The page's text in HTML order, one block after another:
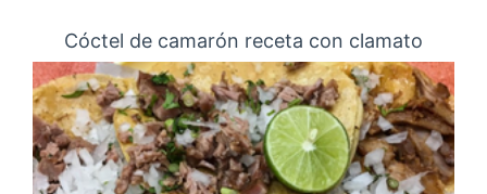
Cóctel de camarón receta con clamato